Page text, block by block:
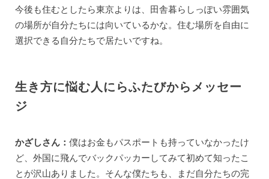
今後も住むとしたら東京よりは、田舎暮らしっぽい雰囲気
の場所が自分たちには向いているかな。住む場所を自由に
選択できる自分たちで居たいですね。
生き方に悩む人にらふたびからメッセー
ジ
かざしさん： 僕はお金もパスポートも持っていなかったけ
ど、外国に飛んでバックパッカーしてみて初めて知ったこ
とが沢山ありました。そんな僕たちも、まだ自分たちの完